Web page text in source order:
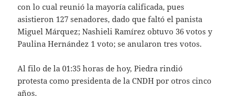
con lo cual reunió la mayoría calificada, pues
asistieron 127 senadores, dado que faltó el panista
Miguel Márquez; Nashieli Ramírez obtuvo 36 votos y
Paulina Hernández 1 voto; se anularon tres votos.
Al filo de la 01:35 horas de hoy, Piedra rindió
protesta como presidenta de la CNDH por otros cinco
años.